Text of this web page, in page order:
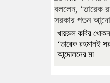
খায়রুল কবির
‘তারেক রহমানই
আন্দোলনের মা